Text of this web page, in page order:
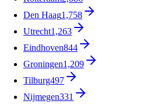
Den Haag1,758
Utrecht1,263
Eindhoven844
Groningen1,209
Tilburg497
Nijmegen331